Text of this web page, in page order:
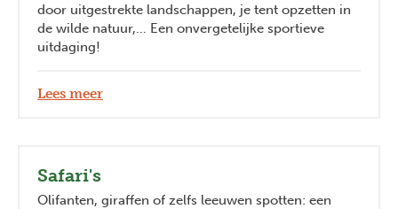
door uitgestrekte landschappen, je tent opzetten in
de wilde natuur,… Een onvergetelijke sportieve
uitdaging!
Lees meer
Safari's
Olifanten, giraffen of zelfs leeuwen spotten: een